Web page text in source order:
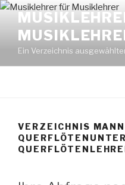
Zum
Inhalt
springen
Ein Verzeichnis
VERZEICHNIS